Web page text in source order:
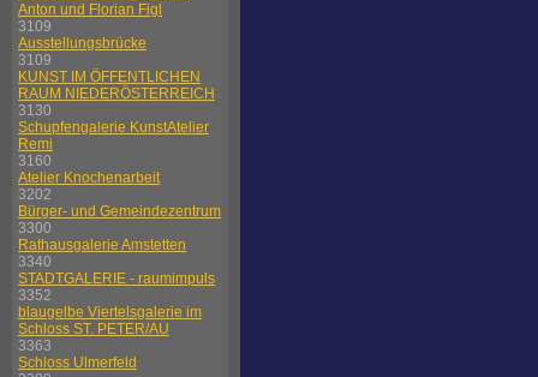
Anton und Florian Figl
3109
Ausstellungsbrücke
3109
KUNST IM ÖFFENTLICHEN
RAUM NIEDERÖSTERREICH
3130
Schupfengalerie KunstAtelier
Remi
3160
Atelier Knochenarbeit
3202
Bürger- und Gemeindezentrum
3300
Rathausgalerie Amstetten
3340
STADTGALERIE - raumimpuls
3352
blaugelbe Viertelsgalerie im
Schloss ST. PETER/AU
3363
Schloss Ulmerfeld